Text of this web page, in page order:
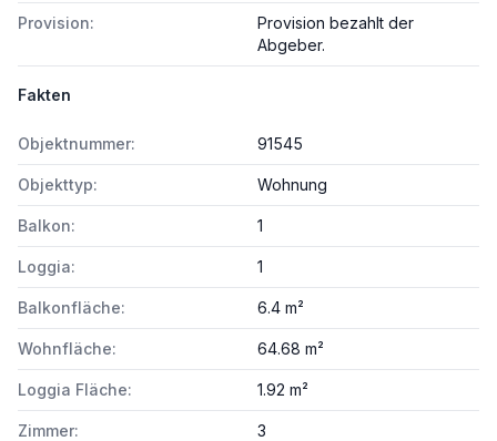
Provision:
Provision bezahlt der
Abgeber.
Fakten
Objektnummer: 91545
Objekttyp: Wohnung
Balkon: 1
Loggia: 1
Balkonfläche: 6.4 m²
Wohnfläche: 64.68 m²
Loggia Fläche: 1.92 m²
Zimmer: 3